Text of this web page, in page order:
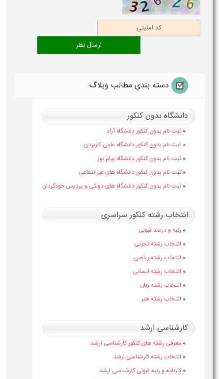
دسته بندی مطالب وبلاگ
دانشگاه بدون کنکور
» ثبت نام بدون کنکور دانشگاه آزاد
» ثبت نام بدون کنکور دانشگاه علمی کاربردی
» ثبت نام بدون کنکور دانشگاه پیام نور
» ثبت نام بدون کنکور دانشگاه های غیرانتفاعی
» ثبت نام بدون کنکور دانشگاه های دولتی و پردیس خودگردان
انتخاب رشته کنکور سراسری
» رتبه و درصد قبولی
» انتخاب رشته تجربی
» انتخاب رشته ریاضی
» انتخاب رشته انسانی
» انتخاب رشته زبان
» انتخاب رشته هنر
کارشناسی ارشد
» معرفی رشته های کنکور کارشناسی ارشد
» انتخاب رشته کارشناسی ارشد
» کارنامه و رتبه قبولی کارشناسی ارشد